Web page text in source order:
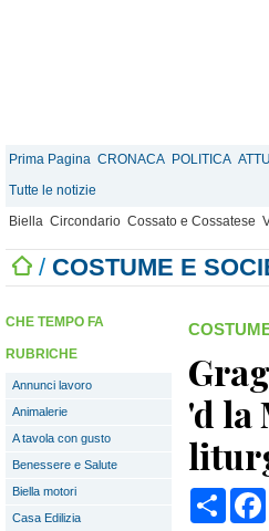
Prima Pagina CRONACA POLITICA
Tutte le notizie
Biella Circondario Cossato e Cossatese
/ COSTUME E
CHE TEMPO FA
RUBRICHE
Annunci lavoro
Animalerie
A tavola con gusto
Benessere e Salute
Biella motori
Casa Edilizia
'd la